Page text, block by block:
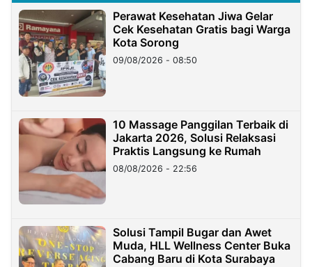
Perawat Kesehatan Jiwa Gelar
Cek Kesehatan Gratis bagi Warga
Kota Sorong
09/08/2026 - 08:50
10 Massage Panggilan Terbaik di
Jakarta 2026, Solusi Relaksasi
Praktis Langsung ke Rumah
08/08/2026 - 22:56
Solusi Tampil Bugar dan Awet
Muda, HLL Wellness Center Buka
Cabang Baru di Kota Surabaya